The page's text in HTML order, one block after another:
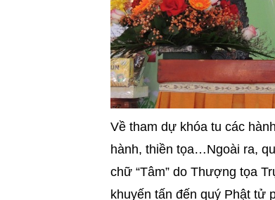
Về tham dự khóa tu các
hành, thiền tọa…Ngoài ra,
chữ “Tâm” do Thượng tọa
khuyến tấn đến quý Phật tử